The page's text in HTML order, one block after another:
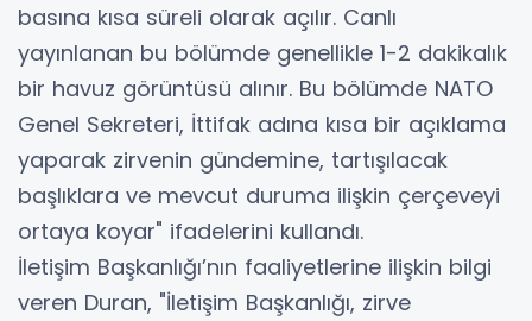
basına kısa süreli olarak açılır. Canlı
yayınlanan bu bölümde genellikle 1-2 dakikalık
bir havuz görüntüsü alınır. Bu bölümde NATO
Genel Sekreteri, İttifak adına kısa bir açıklama
yaparak zirvenin gündemine, tartışılacak
başlıklara ve mevcut duruma ilişkin çerçeveyi
ortaya koyar" ifadelerini kullandı.
İletişim Başkanlığı’nın faaliyetlerine ilişkin bilgi
veren Duran, "İletişim Başkanlığı, zirve